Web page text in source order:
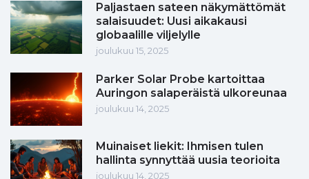
Paljastaen sateen näkymättömät
salaisuudet: Uusi aikakausi
globaalille viljelylle
joulukuu 15, 2025
Parker Solar Probe kartoittaa
Auringon salaperäistä ulkoreunaa
joulukuu 14, 2025
Muinaiset liekit: Ihmisen tulen
hallinta synnyttää uusia teorioita
joulukuu 14, 2025